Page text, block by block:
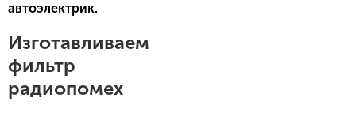
автоэлектрик.
Изготавливаем
фильтр
радиопомех